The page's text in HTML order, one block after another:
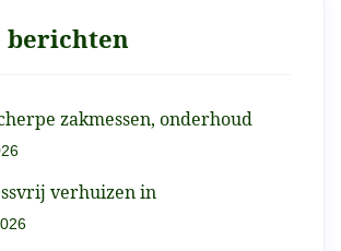
berichten
zakmessen, onderhoud
verhuizen in